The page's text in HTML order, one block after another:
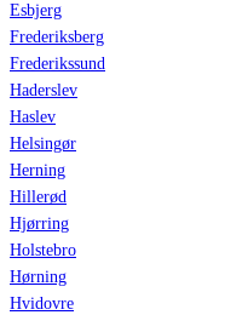
Esbjerg
Frederiksberg
Frederikssund
Haderslev
Haslev
Helsingør
Herning
Hillerød
Hjørring
Holstebro
Hørning
Hvidovre